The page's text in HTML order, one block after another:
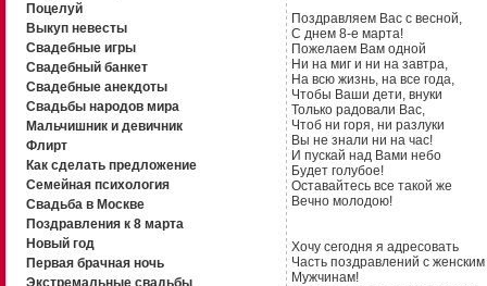
Поцелуй
Выкуп невесты
Свадебные игры
Свадебный банкет
Свадебные анекдоты
Свадьбы народов мира
Мальчишник и девичник
Флирт
Как сделать предложение
Семейная психология
Свадьба в Москве
Поздравления к 8 марта
Новый год
Первая брачная ночь
Экстремальные свадьбы
Поздравляем Вас с весной,
С днем 8-е марта!
Пожелаем Вам одной
Ни на миг и ни на завтра,
На всю жизнь, на все года,
Чтобы Ваши дети, внуки
Только радовали Вас,
Чтоб ни горя, ни разлуки
Вы не знали ни на час!
И пускай над Вами небо
Будет голубое!
Оставайтесь все такой же
Вечно молодою!
Хочу сегодня я адресовать
Часть поздравлений с
Мужчинам!